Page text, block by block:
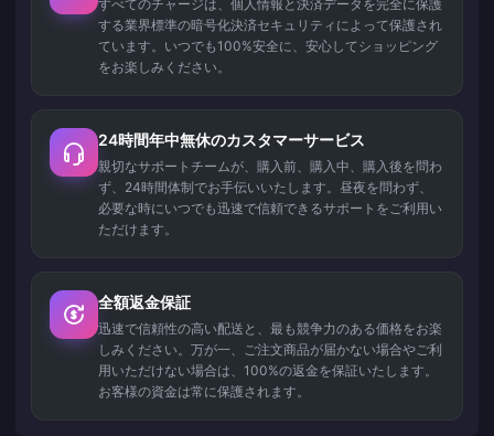
すべてのチャージは、個人情報と決済データを完全に保護
する業界標準の暗号化決済セキュリティによって保護され
ています。いつでも100%安全に、安心してショッピング
をお楽しみください。
24時間年中無休のカスタマーサービス
親切なサポートチームが、購入前、購入中、購入後を問わ
ず、24時間体制でお手伝いいたします。昼夜を問わず、
必要な時にいつでも迅速で信頼できるサポートをご利用い
ただけます。
全額返金保証
迅速で信頼性の高い配送と、最も競争力のある価格をお楽
しみください。万が一、ご注文商品が届かない場合やご利
用いただけない場合は、100%の返金を保証いたします。
お客様の資金は常に保護されます。